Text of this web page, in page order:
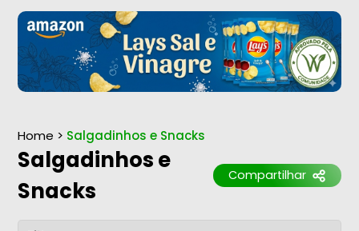
Home > Salgadinhos e Snacks
Salgadinhos e
Snacks
Compartilhar